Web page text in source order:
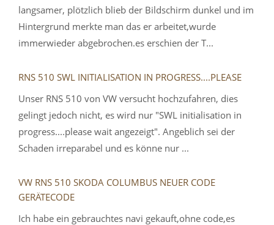
langsamer, plötzlich blieb der Bildschirm dunkel und im
Hintergrund merkte man das er arbeitet,wurde
immerwieder abgebrochen.es erschien der T...
RNS 510 SWL INITIALISATION IN PROGRESS....PLEASE
Unser RNS 510 von VW versucht hochzufahren, dies
gelingt jedoch nicht, es wird nur "SWL initialisation in
progress....please wait angezeigt". Angeblich sei der
Schaden irreparabel und es könne nur ...
VW RNS 510 SKODA COLUMBUS NEUER CODE
GERÄTECODE
Ich habe ein gebrauchtes navi gekauft,ohne code,es